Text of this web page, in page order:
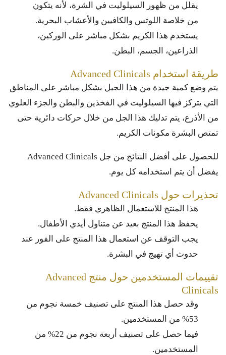
يقلل من ظهور السيلوليت في الشرة، لأنه يتكون
من خلاصة اللوتس والكافيين والأعشاب البحرية.
يستخدم هذا الكريم بشكل مباشر على الوركين،
الذراعين، الجسم، البطن.
طريقة استخدام Advanced Clinicals
يتم وضع كمية جيدة من هذا الجيل بشكل مباشر على المناطق
التي يتركز فيها السيلوليت في الفخذين والبطن والجزء العلوي
من الأذرع، يتم تدليك هذا الجل من خلال حركات دائرية حتى
تمتص البشرة مكونات الكريم.
للحصول على أفضل النتائج من جل Advanced Clinicals
يفضل أن يتم استخدامه كل يوم.
تحذيرات حول Advanced Clinicals
هذا المنتج للاستعمال الظاهري فقط.
يحفظ هذا المنتج بعيد عن متناول أيدي الأطفال.
يجب التوقف عن استعمال هذا المنتج على الفور عند
حدوث أي تهيج في البشرة.
تقييمات المستخدمين حول منتج Advanced
Clinicals
وقد حصل هذا المنتج على تصنيف خمسة نجوم من
53% من المستخدمين.
فيما حصل على تصنيف أربعة نجوم من 22% من
المستخدمين.